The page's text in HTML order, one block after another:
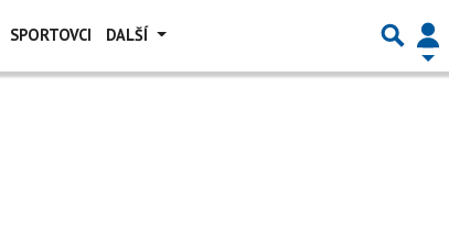
SPORTOVCI DALŠÍ